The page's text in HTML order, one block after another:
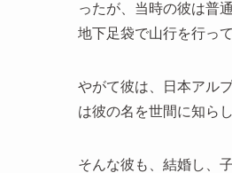
ったが、当時の彼は普
地下足袋で山行を行っ
やがて彼は、日本アル
は彼の名を世間に知ら
そんな彼も、結婚し、